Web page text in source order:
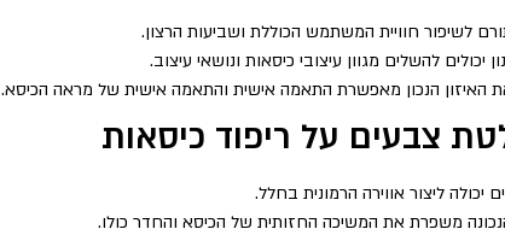
תורם לשיפור חוויית המשתמש הכוללת ושביעות הרצון.
יכולים להשלים מגוון עיצובי כיסאות ונושאי עיצוב.
האיזון הנכון מאפשרת התאמה אישית והתאמה אישית של מראה הכיסא.
צבעים על ריפוד כיסאות
יכולה ליצור אווירה הרמונית בחלל.
משפרת את המשיכה החזותית של הכיסא והחדר כולו.